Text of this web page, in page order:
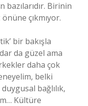
Birinin
çıkmıyor.
bir bakışla
da güzel ama
daha çok
belki
bağlılık,
Kültüre